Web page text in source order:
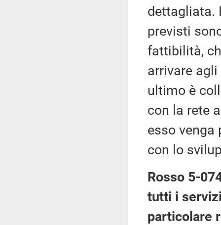
dettagliata.
previsti
fattibilità,
arrivare
ultimo è
con la rete
esso venga
con lo
Rosso 5-
tutti i
particolare